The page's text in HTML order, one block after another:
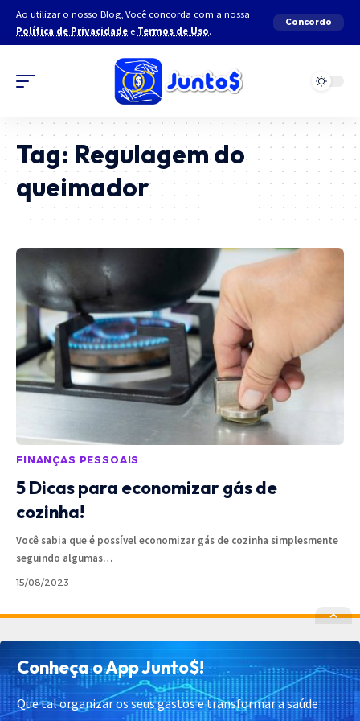
Ao utilizar o nosso Blog, Você concorda com a nossa
Política de Privacidade e Termos de Uso.
Concordo
Tag: Regulagem do
queimador
FINANÇAS PESSOAIS
5 Dicas para economizar gás de
cozinha!
Você sabia que é possível economizar gás de cozinha simplesmente
seguindo algumas…
15/08/2023
Termos de Uso Contato Cadastrar Quem Somos
Conheça o App Junto$!
Que tal organizar os seus gastos e transformar a saúde